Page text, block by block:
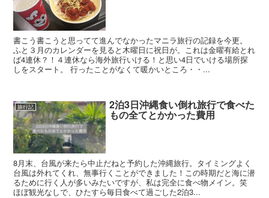
書こう書こうと思ってて進んでなかったマニラ旅行の記録を今更。
ふと３月のカレンダーを見ると木曜日に祝日が。これは金曜有給とれ
ば4連休？！４連休なら海外旅行いける！と思い4日でいける場所探
しをスタート。 行ったことがなくて暖かいところ・・...
旅行記 2泊3日沖縄食い倒れ旅行で食べた
もの全てとかかった費用
8月末、台風が来たら中止だねと予約した沖縄旅行。タイミングよく
台風は外れてくれ、無事行くことができました！この時期だと海に潜
るために行く人が多いみたいですが、私は完全に食べ物メイン。笑
ほぼ観光なしで、ひたすら毎日食べて過ごした2泊3...